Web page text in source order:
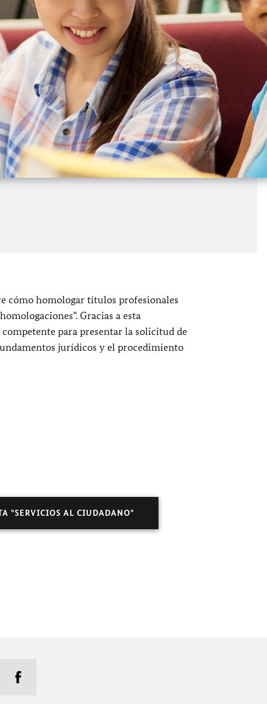
cómo homologar títulos profesionales
Gracias a esta
para presentar la solicitud de
jurídicos y el procedimiento
"SERVICIOS AL CIUDADANO"